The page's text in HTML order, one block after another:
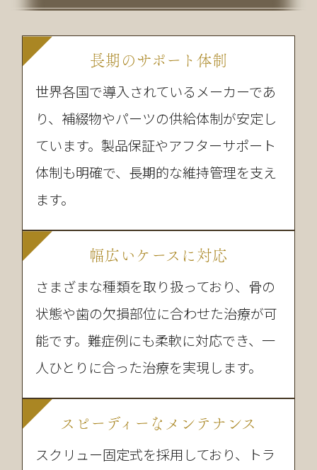
長期のサポート体制
世界各国で導入されているメーカーであ
り、補綴物やパーツの供給体制が安定し
ています。製品保証やアフターサポート
体制も明確で、長期的な維持管理を支え
ます。
幅広いケースに対応
さまざまな種類を取り扱っており、骨の
状態や歯の欠損部位に合わせた治療が可
能です。難症例にも柔軟に対応でき、一
人ひとりに合った治療を実現します。
スピーディーなメンテナンス
スクリュー固定式を採用しており、トラ